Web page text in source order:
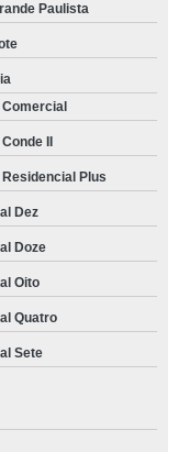
Paulista
II
Plus
Dez
Doze
Oito
Quatro
Sete